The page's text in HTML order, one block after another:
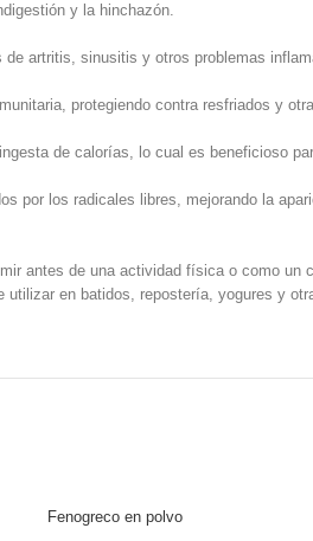
y la hinchazón.
artritis, sinusitis y otros problemas
protegiendo contra resfriados y
de calorías, lo cual es beneficioso
por los radicales libres, mejorando la
antes de una actividad física o como un
en batidos, repostería, yogures y
Fenogreco en polvo